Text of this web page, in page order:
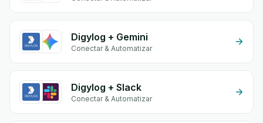
Digylog + Gemini
Conectar & Automatizar
Digylog + Slack
Conectar & Automatizar